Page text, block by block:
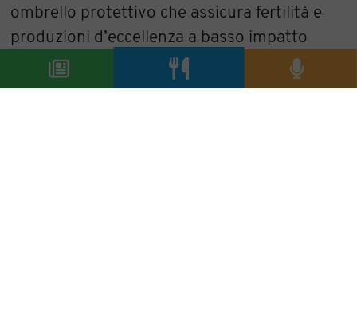
ombrello protettivo che assicura fertilità e
produzioni d’eccellenza a basso impatto
ambientale? Un’edizione che si propone
come laboratorio d’analisi e fucina di